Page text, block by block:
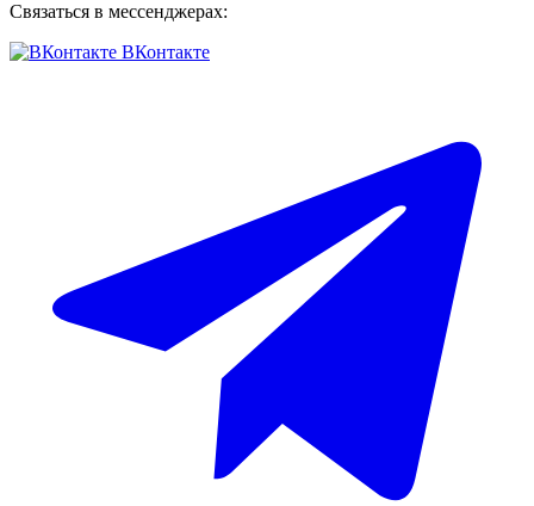
Связаться в мессенджерах:
ВКонтакте